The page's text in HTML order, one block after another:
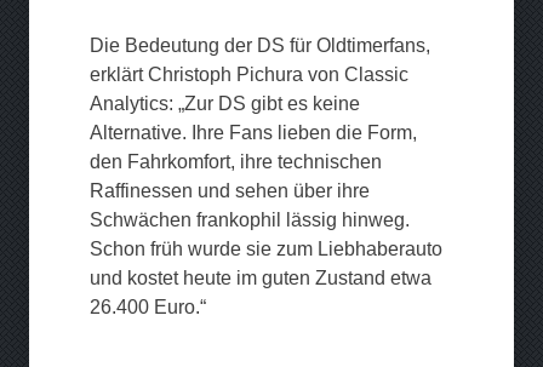
Die Bedeutung der DS für Oldtimerfans,
erklärt Christoph Pichura von Classic
Analytics: „Zur DS gibt es keine
Alternative. Ihre Fans lieben die Form,
den Fahrkomfort, ihre technischen
Raffinessen und sehen über ihre
Schwächen frankophil lässig hinweg.
Schon früh wurde sie zum Liebhaberauto
und kostet heute im guten Zustand etwa
26.400 Euro.“